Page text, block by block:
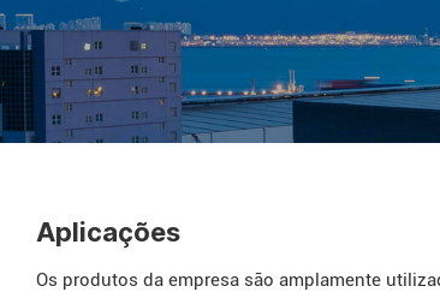
Aplicações
Os produtos da empresa são amplamente